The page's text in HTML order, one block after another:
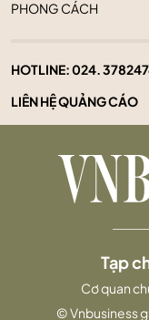
PHONG CÁCH
HOTLINE:024.
LIÊN HỆ QUẢNG CÁO
Tạp
Cơ quan
© Vnbusiness